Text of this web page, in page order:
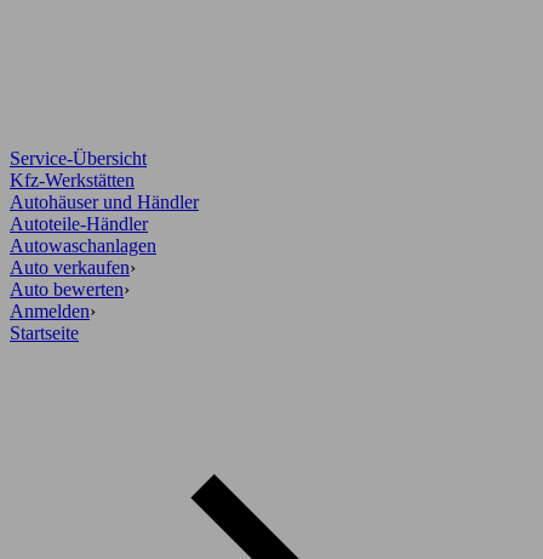
Service-Übersicht
Kfz-Werkstätten
Autohäuser und Händler
Autoteile-Händler
Autowaschanlagen
Auto verkaufen›
Auto bewerten›
Anmelden›
Startseite